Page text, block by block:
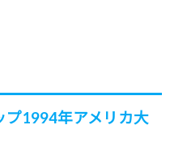
プ1994年アメリカ大